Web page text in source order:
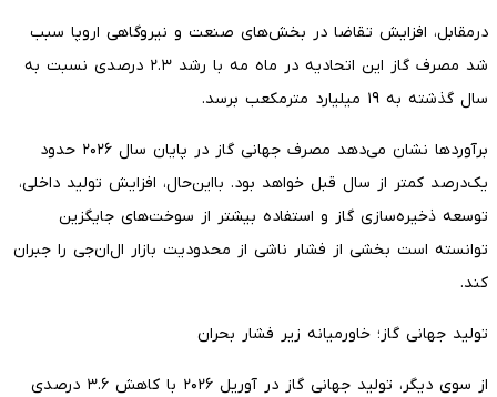
درمقابل، افزایش تقاضا در بخش‌های صنعت و نیروگاهی اروپا سبب
شد مصرف گاز این اتحادیه در ماه مه با رشد ۲.۳ درصدی نسبت به
سال گذشته به ۱۹ میلیارد مترمکعب برسد.
برآوردها نشان می‌دهد مصرف جهانی گاز در پایان سال ۲۰۲۶ حدود
یک‌درصد کمتر از سال قبل خواهد بود. بااین‌حال، افزایش تولید داخلی،
توسعه ذخیره‌سازی گاز و استفاده بیشتر از سوخت‌های جایگزین
توانسته است بخشی از فشار ناشی از محدودیت بازار ال‌ان‌جی را جبران
کند.
تولید جهانی گاز؛ خاورمیانه زیر فشار بحران
از سوی دیگر، تولید جهانی گاز در آوریل ۲۰۲۶ با کاهش ۳.۶ درصدی